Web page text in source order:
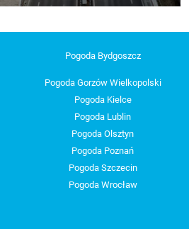
Pogoda Bydgoszcz
Pogoda Gorzów Wielkopolski
Pogoda Kielce
Pogoda Lublin
Pogoda Olsztyn
Pogoda Poznań
Pogoda Szczecin
Pogoda Wrocław